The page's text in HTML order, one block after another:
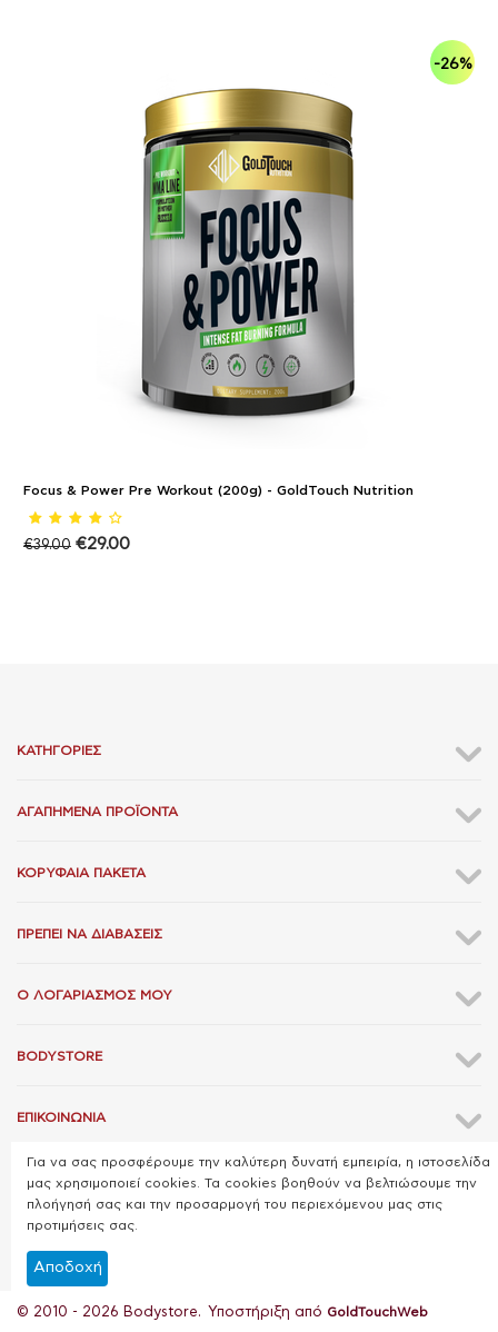
-26%
Focus & Power Pre Workout (200g) - GoldTouch Nutrition
€39.00 €29.00
ΚΑΤΗΓΟΡΊΕΣ
ΑΓΑΠΗΜΈΝΑ ΠΡΟΪΌΝΤΑ
ΚΟΡΥΦΑΊΑ ΠΑΚΈΤΑ
ΠΡΈΠΕΙ ΝΑ ΔΙΑΒΆΣΕΙΣ
Ο ΛΟΓΑΡΙΑΣΜΌΣ ΜΟΥ
BODYSTORE
ΕΠΙΚΟΙΝΩΝΊΑ
© 2010 - 2026 Bodystore. Υποστήριξη από GoldTouchWeb
Για να σας προσφέρουμε την καλύτερη δυνατή εμπειρία, η ιστοσελίδα
μας χρησιμοποιεί cookies. Τα cookies βοηθούν να βελτιώσουμε την
πλοήγησή σας και την προσαρμογή του περιεχόμενου μας στις
προτιμήσεις σας.
Αποδοχή